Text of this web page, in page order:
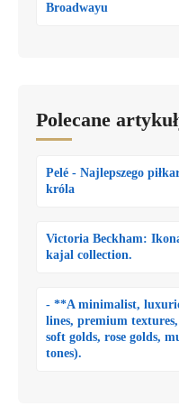
Broadwayu
Polecane
Pelé - Najlepszego
króla
Victoria Beckham:
kajal collection.
- **A minimalist,
lines, premium
soft golds, rose golds,
tones).